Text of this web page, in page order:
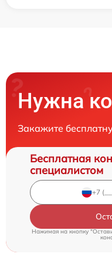
Нужна
Закажите
Бесплатная
специалистом
Нажимая на кнопку